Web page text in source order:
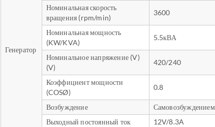
Генератор
Номинальная скорость
вращения (rpm/min)
3600
Номинальная мощность
(KW/KVA)
5.5кВА
Номинальное напряжение (V)
(V)
420/240
Коэффициент мощности
(COSØ)
0.8
Возбуждение
Самовозбуждением
Выходный постоянный ток
12V/8.3A